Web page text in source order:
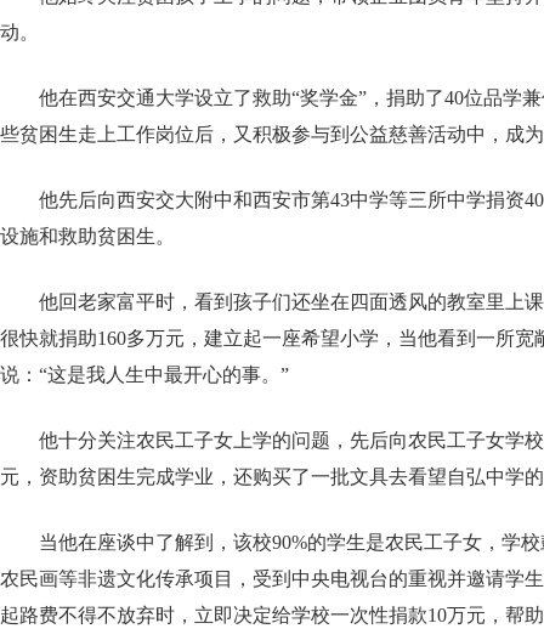
动。
他在西安交通大学设立了救助“奖学金”，捐助了40位品学
些贫困生走上工作岗位后，又积极参与到公益慈善活动中，成
他先后向西安交大附中和西安市第43中学等三所中学捐资
设施和救助贫困生。
他回老家富平时，看到孩子们还坐在四面透风的教室里上
很快就捐助160多万元，建立起一座希望小学，当他看到一所宽
说：“这是我人生中最开心的事。”
他十分关注农民工子女上学的问题，先后向农民工子女学
元，资助贫困生完成学业，还购买了一批文具去看望自弘中学
当他在座谈中了解到，该校90%的学生是农民工子女，学
农民画等非遗文化传承项目，受到中央电视台的重视并邀请学
起路费不得不放弃时，立即决定给学校一次性捐款10万元，帮